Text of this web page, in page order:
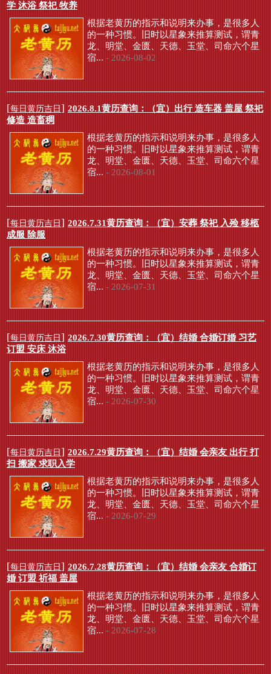
学 沐浴 祭祀 牧养
根据老黄历的指示和说明来办事，是很多人
的一种习惯。旧时以星象来推算测试，谓青
龙、明堂、金匮、天德、玉堂、司命六个星
宿... - 2026-08-02
[每日黄历吉日 ] 2026.8.1黄历查询：（宜）出行 造车器 盖屋 祭祀
修造 造畜稠
根据老黄历的指示和说明来办事，是很多人
的一种习惯。旧时以星象来推算测试，谓青
龙、明堂、金匮、天德、玉堂、司命六个星
宿... - 2026-08-01
[每日黄历吉日 ] 2026.7.31黄历查询：（宜）安葬 祭祀 入殓 移柩
成服 除服
根据老黄历的指示和说明来办事，是很多人
的一种习惯。旧时以星象来推算测试，谓青
龙、明堂、金匮、天德、玉堂、司命六个星
宿... - 2026-07-31
[每日黄历吉日 ] 2026.7.30黄历查询：（宜）结婚 合婚订婚 习艺
订盟 安床 沐浴
根据老黄历的指示和说明来办事，是很多人
的一种习惯。旧时以星象来推算测试，谓青
龙、明堂、金匮、天德、玉堂、司命六个星
宿... - 2026-07-30
[每日黄历吉日 ] 2026.7.29黄历查询：（宜）结婚 会亲友 出行 打
扫 搬家 求职入学
根据老黄历的指示和说明来办事，是很多人
的一种习惯。旧时以星象来推算测试，谓青
龙、明堂、金匮、天德、玉堂、司命六个星
宿... - 2026-07-29
[每日黄历吉日 ] 2026.7.28黄历查询：（宜）结婚 会亲友 合婚订
婚 订盟 祈福 盖屋
根据老黄历的指示和说明来办事，是很多人
的一种习惯。旧时以星象来推算测试，谓青
龙、明堂、金匮、天德、玉堂、司命六个星
宿... - 2026-07-28